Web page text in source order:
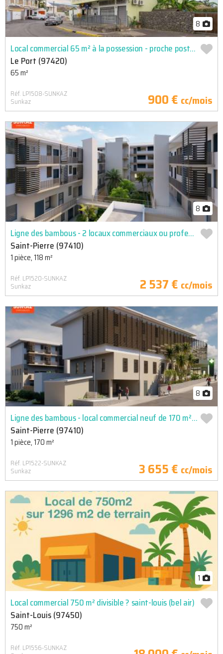
8
Local commercial 65 m² à la possession - proche poste et gabie
Le Port (97420)
65 m²
Réf. LP1508-SUNKAZ
Sunkaz 900 € cc/mois
8
Ligne des bambous - 2 locaux commerciaux ou professionnels neufs
Saint-Pierre (97410)
1 pièce, 118 m²
Réf. LP1520-SUNKAZ
Sunkaz 2 537 € cc/mois
8
Ligne des bambous - local commercial neuf de 170 m² -loyer 3
Saint-Pierre (97410)
1 pièce, 170 m²
Réf. LP1522-SUNKAZ
Sunkaz 3 655 € cc/mois
1
Local commercial 750 m² divisible ? saint-louis (bel air)
Saint-Louis (97450)
750 m²
Réf. LP1556-SUNKAZ